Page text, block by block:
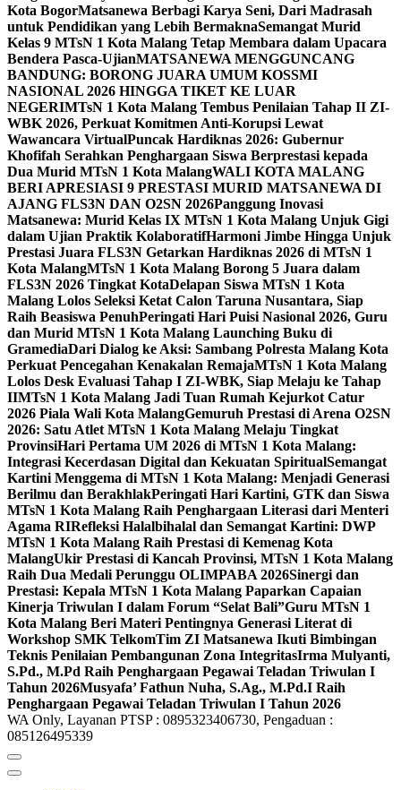
Kota BogorMatsanewa Berbagi Karya Seni, Dari Madrasah
untuk Pendidikan yang Lebih BermaknaSemangat Murid
Kelas 9 MTsN 1 Kota Malang Tetap Membara dalam Upacara
Bendera Pasca-UjianMATSANEWA MENGGUNCANG
BANDUNG: BORONG JUARA UMUM KOSSMI
NASIONAL 2026 HINGGA TIKET KE LUAR
NEGERIMTsN 1 Kota Malang Tembus Penilaian Tahap II ZI-
WBK 2026, Perkuat Komitmen Anti-Korupsi Lewat
Wawancara VirtualPuncak Hardiknas 2026: Gubernur
Khofifah Serahkan Penghargaan Siswa Berprestasi kepada
Dua Murid MTsN 1 Kota MalangWALI KOTA MALANG
BERI APRESIASI 9 PRESTASI MURID MATSANEWA DI
AJANG FLS3N DAN O2SN 2026Panggung Inovasi
Matsanewa: Murid Kelas IX MTsN 1 Kota Malang Unjuk Gigi
dalam Ujian Praktik KolaboratifHarmoni Jimbe Hingga Unjuk
Prestasi Juara FLS3N Getarkan Hardiknas 2026 di MTsN 1
Kota MalangMTsN 1 Kota Malang Borong 5 Juara dalam
FLS3N 2026 Tingkat KotaDelapan Siswa MTsN 1 Kota
Malang Lolos Seleksi Ketat Calon Taruna Nusantara, Siap
Raih Beasiswa PenuhPeringati Hari Puisi Nasional 2026, Guru
dan Murid MTsN 1 Kota Malang Launching Buku di
GramediaDari Dialog ke Aksi: Sambang Polresta Malang Kota
Perkuat Pencegahan Kenakalan RemajaMTsN 1 Kota Malang
Lolos Desk Evaluasi Tahap I ZI-WBK, Siap Melaju ke Tahap
IIMTsN 1 Kota Malang Jadi Tuan Rumah Kejurkot Catur
2026 Piala Wali Kota MalangGemuruh Prestasi di Arena O2SN
2026: Satu Atlet MTsN 1 Kota Malang Melaju Tingkat
ProvinsiHari Pertama UM 2026 di MTsN 1 Kota Malang:
Integrasi Kecerdasan Digital dan Kekuatan SpiritualSemangat
Kartini Menggema di MTsN 1 Kota Malang: Menjadi Generasi
Berilmu dan BerakhlakPeringati Hari Kartini, GTK dan Siswa
MTsN 1 Kota Malang Raih Penghargaan Literasi dari Menteri
Agama RIRefleksi Halalbihalal dan Semangat Kartini: DWP
MTsN 1 Kota Malang Raih Prestasi di Kemenag Kota
MalangUkir Prestasi di Kancah Provinsi, MTsN 1 Kota Malang
Raih Dua Medali Perunggu OLIMPABA 2026Sinergi dan
Prestasi: Kepala MTsN 1 Kota Malang Paparkan Capaian
Kinerja Triwulan I dalam Forum “Selat Bali”Guru MTsN 1
Kota Malang Beri Materi Pentingnya Generasi Literat di
Workshop SMK TelkomTim ZI Matsanewa Ikuti Bimbingan
Teknis Penilaian Pembangunan Zona IntegritasIrma Mulyanti,
S.Pd., M.Pd Raih Penghargaan Pegawai Teladan Triwulan I
Tahun 2026Musyafa’ Fathun Nuha, S.Ag., M.Pd.I Raih
Penghargaan Pegawai Teladan Triwulan I Tahun 2026
WA Only, Layanan PTSP : 0895323406730, Pengaduan :
085126495339